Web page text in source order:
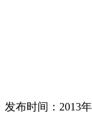
发布时间：2013